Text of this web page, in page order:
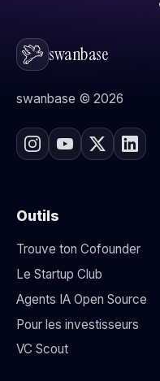
swanbase
swanbase © 2026
Outils
Trouve ton Cofounder
Le Startup Club
Agents IA Open Source
Pour les investisseurs
VC Scout